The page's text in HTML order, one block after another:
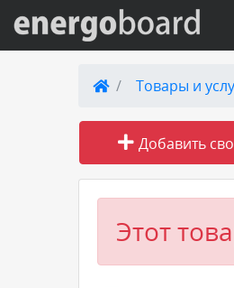
Вход на сайт
Поиск по сайту
Публикации
Товары и
Добавить
Этот